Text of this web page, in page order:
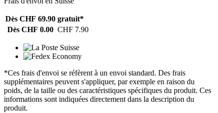
Dès CHF 69.90 gratuit*
Dès CHF 0.00 CHF 7.90
*Ces frais d'envoi se réfèrent à un envoi standard. Des frais
supplémentaires peuvent s'appliquer, par exemple en raison du
poids, de la taille ou des caractéristiques spécifiques du produit. Ces
informations sont indiquées directement dans la description du
produit.